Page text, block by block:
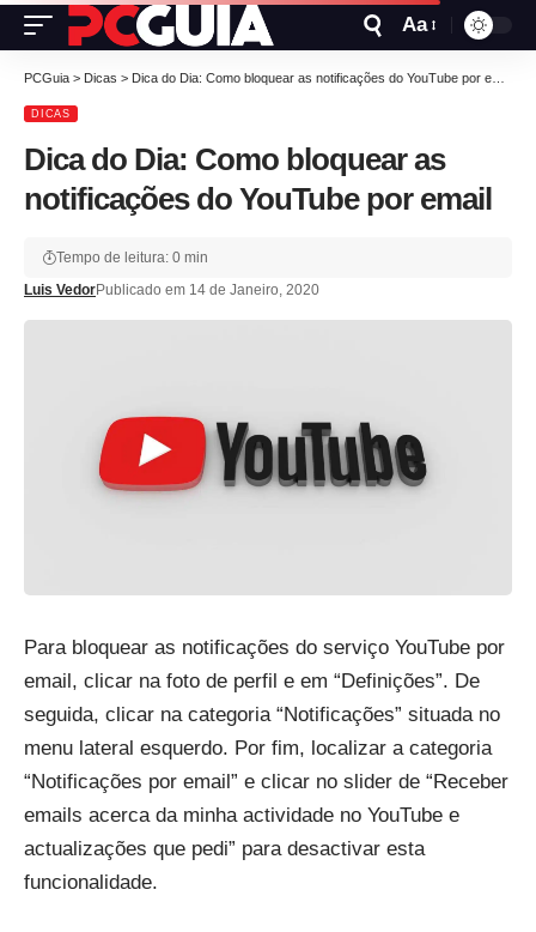
Aa
PCGuia > Dicas > Dica do Dia: Como bloquear as notificações do YouTube por email
DICAS
Dica do Dia: Como bloquear as
notificações do YouTube por email
Luis VedorPublicado em 14 de Janeiro, 2020
Tempo de leitura: 0 min
Para bloquear as notificações do serviço YouTube por
email, clicar na foto de perfil e em “Definições”. De
seguida, clicar na categoria “Notificações” situada no
menu lateral esquerdo. Por fim, localizar a categoria
“Notificações por email” e clicar no slider de “Receber
emails acerca da minha actividade no YouTube e
actualizações que pedi” para desactivar esta
funcionalidade.